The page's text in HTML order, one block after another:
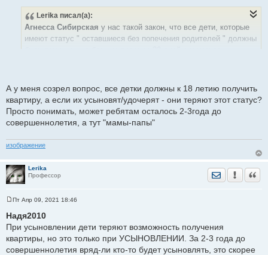
Lerika писал(а):
Агнесса Сибирская у нас такой закон, что все дети, которые
имеют статус " оставшиеся без попечения родителей " должны
потому что они понимают, что в семье есть обязанности, а в
дд только права.
А у меня созрел вопрос, все детки должны к 18 летию получить
квартиру, а если их усыновят/удочерят - они теряют этот статус?
Просто понимать, может ребятам осталось 2-3года до
совершеннолетия, а тут "мамы-папы"
изображение
Lerika
Профессор
Отправить
о
б
щ
е
н
Пт Апр 09, 2021 18:46
Надя2010
При усыновлении дети теряют возможность получения
квартиры, но это только при УСЫНОВЛЕНИИ. За 2-3 года до
совершеннолетия вряд-ли кто-то будет усыновлять, это скорее